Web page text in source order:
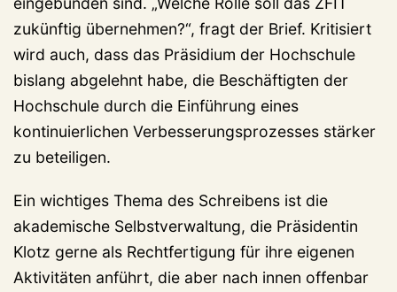
zukünftig übernehmen?“, fragt der Brief. Kritisiert
wird auch, dass das Präsidium der Hochschule
bislang abgelehnt habe, die Beschäftigten der
Hochschule durch die Einführung eines
kontinuierlichen Verbesserungsprozesses stärker
zu beteiligen.
Ein wichtiges Thema des Schreibens ist die
akademische Selbstverwaltung, die Präsidentin
Klotz gerne als Rechtfertigung für ihre eigenen
Aktivitäten anführt, die aber nach innen offenbar